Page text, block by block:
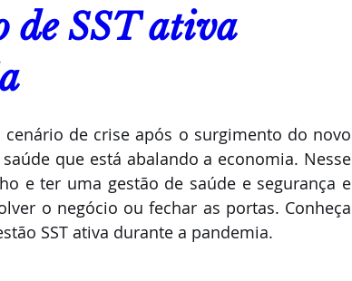
de SST ativa
de crise após o surgimento do novo
que está abalando a economia. Nesse
e ter uma gestão de saúde e segurança e
o negócio ou fechar as portas. Conheça
SST ativa durante a pandemia.